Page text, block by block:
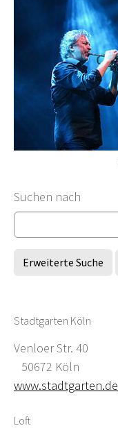
Suchformular
Suchen nach
Erweiterte Suche
Stadtgarten Köln
Venloer Str. 40
50672 Köln
www.stadtgarten.de
Loft